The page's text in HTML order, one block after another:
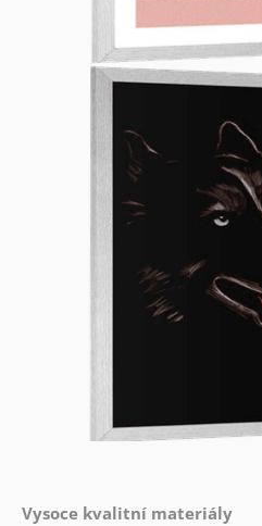
Vysoce kvalitní materiály